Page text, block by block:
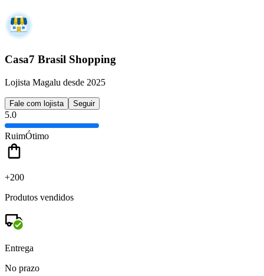
Casa7 Brasil Shopping
Lojista Magalu desde 2025
Fale com lojista Seguir
5.0
RuimÓtimo
+200
Produtos vendidos
Entrega
No prazo